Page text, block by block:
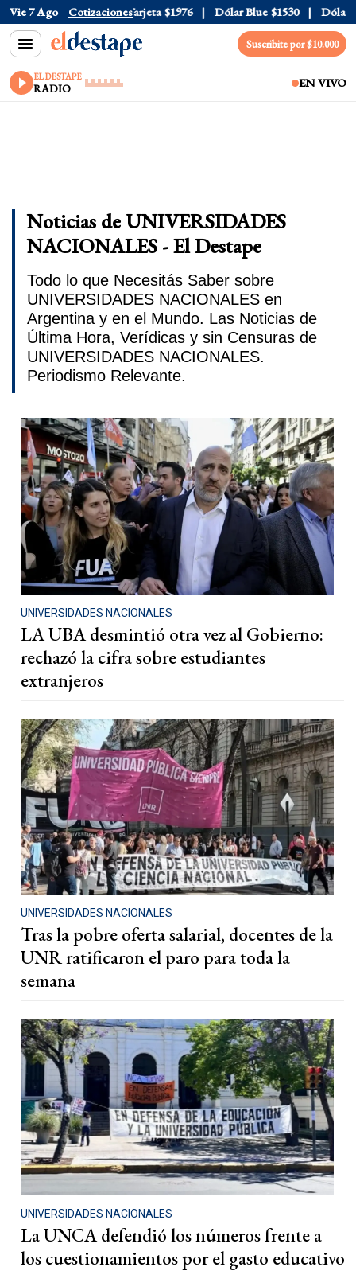
Vie 7 Ago Cotizaciones
$1520 Dólar Tarjeta $1976 Dólar Blue $1530 Dólar CCL
Suscribite por $10.000
EL DESTAPE
RADIO EN VIVO
Noticias de UNIVERSIDADES
NACIONALES - El Destape
Todo lo que Necesitás Saber sobre
UNIVERSIDADES NACIONALES en
Argentina y en el Mundo. Las Noticias de
Última Hora, Verídicas y sin Censuras de
UNIVERSIDADES NACIONALES.
Periodismo Relevante.
UNIVERSIDADES NACIONALES
LA UBA desmintió otra vez al Gobierno:
rechazó la cifra sobre estudiantes
extranjeros
UNIVERSIDADES NACIONALES
Tras la pobre oferta salarial, docentes de la
UNR ratificaron el paro para toda la
semana
UNIVERSIDADES NACIONALES
La UNCA defendió los números frente a
los cuestionamientos por el gasto educativo